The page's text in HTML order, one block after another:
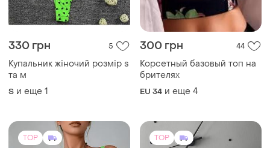
та м
S и еще 1
брителях
EU 34 и еще 4
TOP TOP